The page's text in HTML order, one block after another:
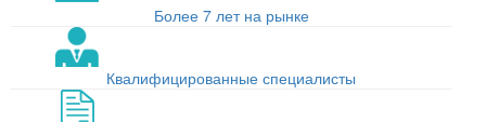
Более 7 лет на рынке
Квалифицированные специалисты